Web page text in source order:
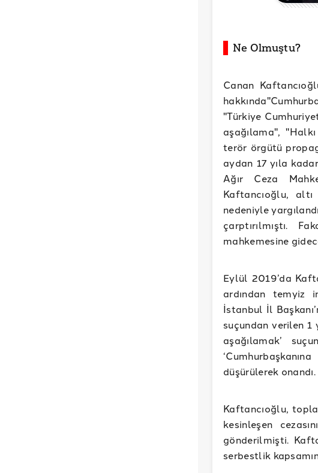
Ne Olmuştu?
Canan
"Türkiye
aşağılama",
terör örgütü
aydan 17 yıla
Ağır Ceza
Kaftancıoğlu,
nedeniyle
çarptırılmıştı.
mahkemesine
Eylül 2019’da
ardından temyiz
İstanbul İl
suçundan verilen 1
aşağılamak’
düşürülerek onandı.
Kaftancıoğlu,
kesinleşen
gönderilmişti.
serbestlik